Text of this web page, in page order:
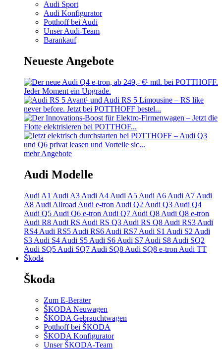
Audi Sport
Audi Konfigurator
Potthoff bei Audi
Unser Audi-Team
Barankauf
Neueste Angebote
mehr Angebote
Audi Modelle
Audi A1 Audi A3 Audi A4 Audi A5 Audi A6 Audi A7 Audi
A8 Audi Allroad Audi e-tron Audi Q2 Audi Q3 Audi Q4
Audi Q5 Audi Q6 e-tron Audi Q7 Audi Q8 Audi Q8 e-tron
Audi R8 Audi RS Audi RS Q3 Audi RS Q8 Audi RS3 Audi
RS4 Audi RS5 Audi RS6 Audi RS7 Audi S1 Audi S2 Audi
S3 Audi S4 Audi S5 Audi S6 Audi S7 Audi S8 Audi SQ2
Audi SQ5 Audi SQ7 Audi SQ8 Audi SQ8 e-tron Audi TT
Škoda
Škoda
Zum E-Berater
ŠKODA Neuwagen
ŠKODA Gebrauchtwagen
Potthoff bei ŠKODA
ŠKODA Konfigurator
Unser ŠKODA-Team